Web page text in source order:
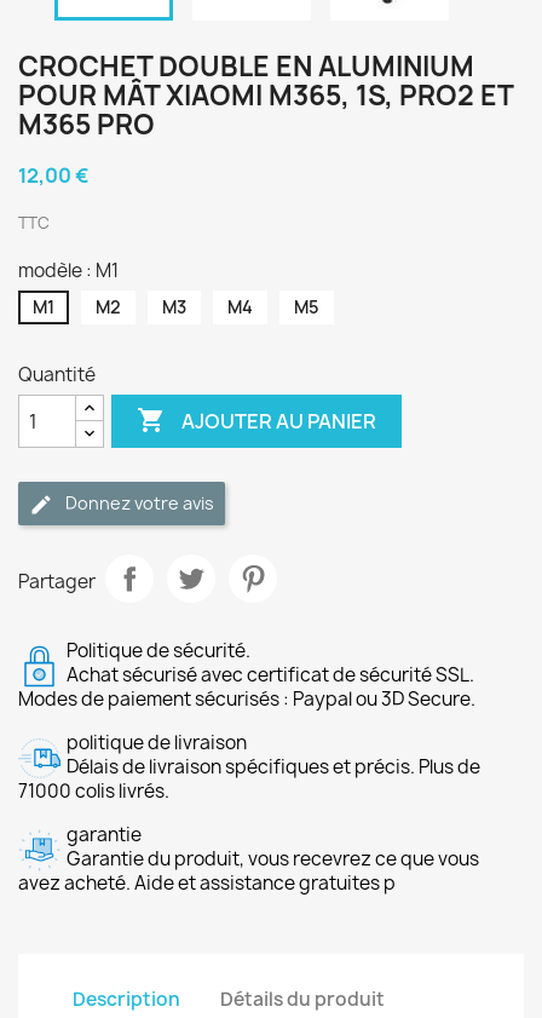
CROCHET DOUBLE EN ALUMINIUM
POUR MÂT XIAOMI M365, 1S, PRO2 ET
M365 PRO
12,00 €
TTC
modèle : M1
M1 M2 M3 M4 M5
Quantité
 AJOUTER AU PANIER
Donnez votre avis
Partager
Politique de sécurité.
Achat sécurisé avec certificat de sécurité SSL.
Modes de paiement sécurisés : Paypal ou 3D Secure.
politique de livraison
Délais de livraison spécifiques et précis. Plus de
71000 colis livrés.
garantie
Garantie du produit, vous recevrez ce que vous
avez acheté. Aide et assistance gratuites p
Description Détails du produit